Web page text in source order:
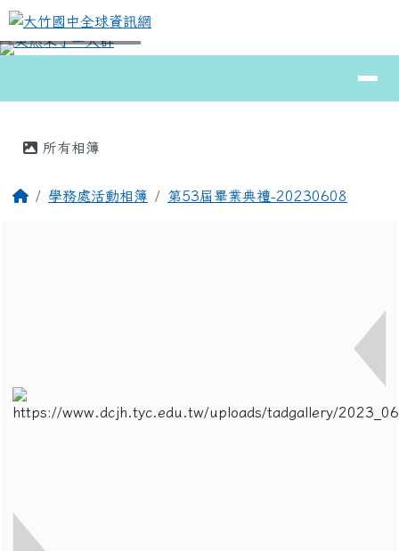
跳至主內容區
大竹國中全球資訊網
⏸
所有相簿
回首頁學務處活動相簿 第53屆畢業典禮-20230608